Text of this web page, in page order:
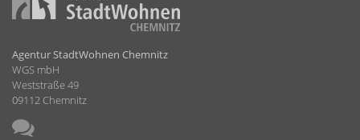
Agentur StadtWohnen Chemnitz
WGS mbH
Weststraße 49
09112 Chemnitz